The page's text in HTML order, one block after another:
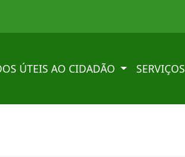
ÚTEIS AO CIDADÃO SERVIÇOS